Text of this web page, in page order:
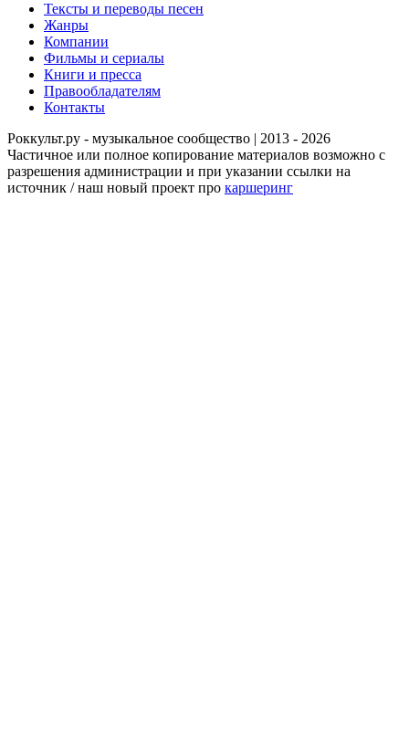
Тексты и переводы песен
Жанры
Компании
Фильмы и сериалы
Книги и пресса
Правообладателям
Контакты
Роккульт.ру - музыкальное сообщество | 2013 - 2026
Частичное или полное копирование материалов возможно с
разрешения администрации и при указании ссылки на
источник / наш новый проект про каршеринг